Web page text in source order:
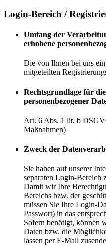
Login-Bereich /
Umfang der
erhobene
Die von Ihnen bei uns
mitgeteilten
Rechtsgrundlage für
personenbezogener
Art. 6 Abs. 1 lit. b
Maßnahmen)
Zweck der
Sie haben auf unserer
separaten Login-Bereich
Damit wir Ihre
Bereichs bzw. der
müssen Sie Ihre Login-
Passwort) in das
Sofern benötigt, können
Daten bzw. die
lassen per E-Mail